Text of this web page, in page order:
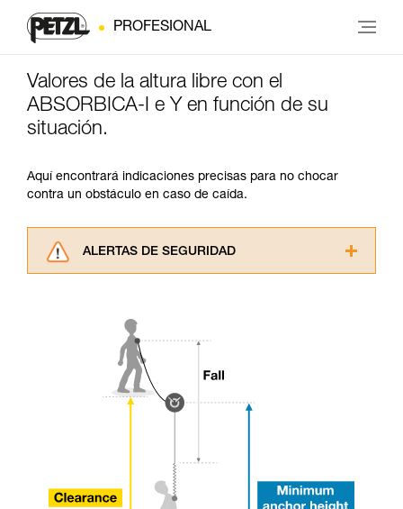
PROFESIONAL
Valores de la altura libre con el
ABSORBICA-I e Y en función de su
situación.
Aquí encontrará indicaciones precisas para no chocar
contra un obstáculo en caso de caída.
ALERTAS DE SEGURIDAD
consultarlo. Usted debe comprender la
información de la ficha técnica para poder
comprender este complemento informativo.
Dominar estas técnicas requiere una formación
y un entrenamiento específico. Confirme a
través de un profesional su capacidad para
Damos ejemplos de técnicas relacionadas con
su actividad. Pueden existir otras que no